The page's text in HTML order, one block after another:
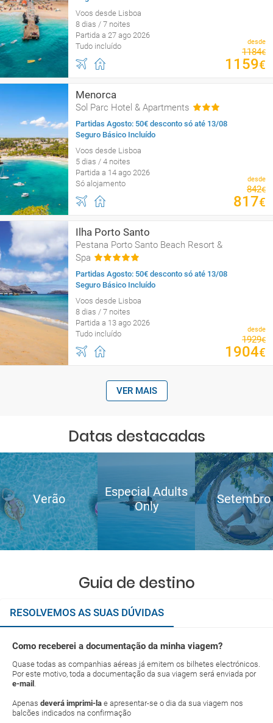
Voos desde Lisboa
8 dias / 7 noites
Partida a 27 ago 2026
Tudo incluído
desde
1184€
1159€
Menorca
Sol Parc Hotel & Apartments
Partidas Agosto: 50€ desconto só até 13/08
Seguro Básico Incluído
Voos desde Lisboa
5 dias / 4 noites
Partida a 14 ago 2026
Só alojamento
desde
842€
817€
Ilha Porto Santo
Pestana Porto Santo Beach Resort &
Spa
Partidas Agosto: 50€ desconto só até 13/08
Seguro Básico Incluído
Voos desde Lisboa
8 dias / 7 noites
Partida a 13 ago 2026
Tudo incluído
desde
1929€
1904€
VER MAIS
Datas destacadas
Verão
Especial Adults
Only
Setembro
Guia de destino
RESOLVEMOS AS SUAS DÚVIDAS
Como receberei a documentação da minha viagem?
Quase todas as companhias aéreas já emitem os bilhetes electrónicos.
Por este motivo, toda a documentação da sua viagem será enviada por
e-mail .
Apenas deverá imprimi-la e apresentar-se o dia da sua viagem nos
balcões indicados na confirmação